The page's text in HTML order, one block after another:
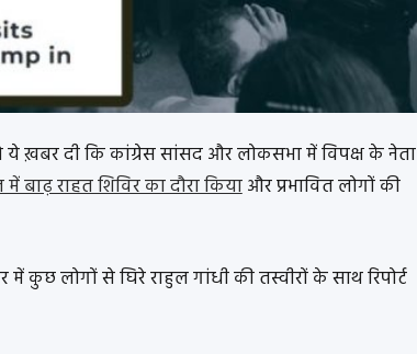
ख़बर दी कि कांग्रेस सांसद और लोकसभा में विपक्ष के नेता
बाढ़ राहत शिविर का दौरा कियाऔर प्रभावित लोगों की
कुछ लोगों से घिरे राहुल गांधी की तस्वीरों के साथ रिपोर्ट